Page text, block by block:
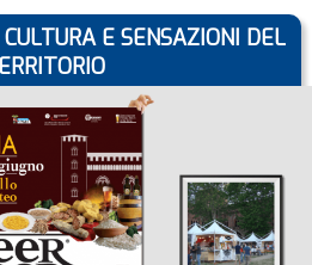
E SENSAZIONI DEL